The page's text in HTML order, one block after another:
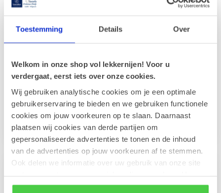
Toestemming Details Over
Welkom in onze shop vol lekkernijen! Voor u
verdergaat, eerst iets over onze cookies.
Wij gebruiken analytische cookies om je een optimale
gebruikerservaring te bieden en we gebruiken functionele
cookies om jouw voorkeuren op te slaan. Daarnaast
plaatsen wij cookies van derde partijen om
gepersonaliseerde advertenties te tonen en de inhoud
van de advertenties op jouw voorkeuren af te stemmen.
Ook delen we informatie over uw gebruik van onze site
rekening mee dat als je bepaalde cookies blokkeert, het
Prettige Kerstdagen &
Gezond Nieuwjaar
(11x17cm)
Mit Ihrer persönlichen
Nachricht auf der Innenseite
der Grußkarte. Diese festlic...
€2,50
Fijne Kerstdagen &
Gelukkig Nieuwjaar
(11,5x16,5cm)
Mit Ihrer persönlichen
Nachricht auf der Innenseite
der Grußkarte verleihen Sie
...€2,50